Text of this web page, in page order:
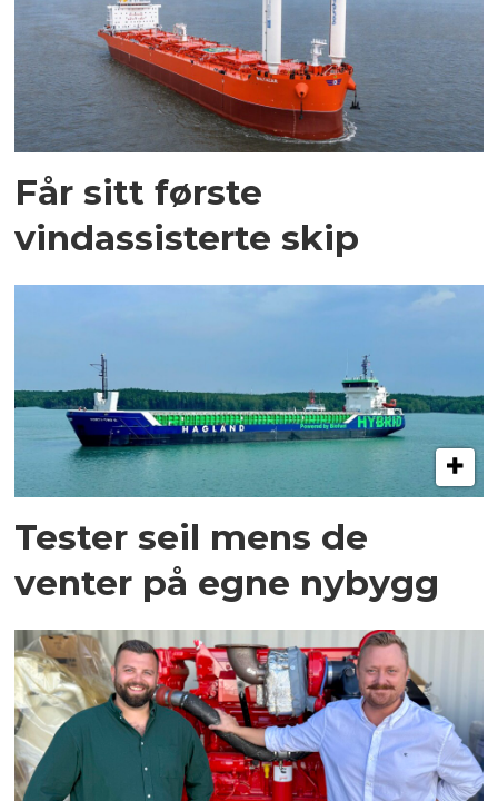
Får sitt første
vindassisterte skip
Tester seil mens de
venter på egne nybygg